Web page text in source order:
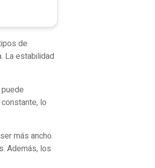
de
La estabilidad
lo
más ancho
Además, los